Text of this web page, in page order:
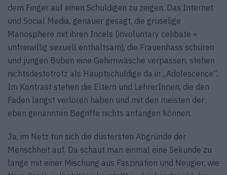
dem Finger auf einen Schuldigen zu zeigen. Das Internet
und Social Media, genauer gesagt, die gruselige
Manosphere mit ihren Incels (involuntary celibate =
unfreiwillig sexuell enthaltsam), die Frauenhass schüren
und jungen Buben eine Gehirnwäsche verpassen, stehen
nichtsdestotrotz als Hauptschuldige da in „Adolescence“.
Im Kontrast stehen die Eltern und LehrerInnen, die den
Faden längst verloren haben und mit den meisten der
eben genannten Begriffe nichts anfangen können.
Ja, im Netz tun sich die düstersten Abgründe der
Menschheit auf. Da schaut man einmal eine Sekunde zu
lange mit einer Mischung aus Faszination und Neugier, wie